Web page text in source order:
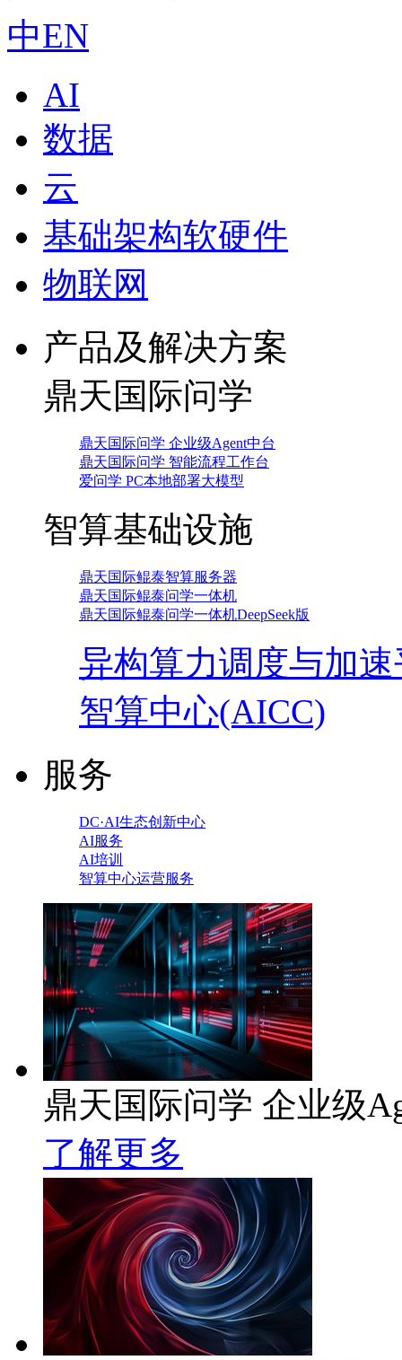
中EN
AI
数据
云
基础架构软硬件
物联网
产品及解决方案
鼎天国际问学
鼎天国际问学 企业级Agent中台
鼎天国际问学 智能流程工作台
爱问学 PC本地部署大模型
智算基础设施
鼎天国际鲲泰智算服务器
鼎天国际鲲泰问学一体机
鼎天国际鲲泰问学一体机DeepSeek版
异构算力调度与加
智算中心(AICC)
服务
DC·AI生态创新中心
AI服务
AI培训
智算中心运营服务
鼎天国际问学 企业级
了解更多